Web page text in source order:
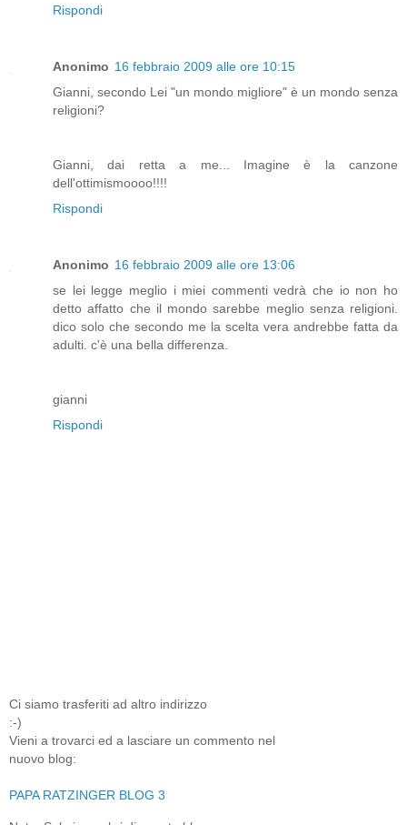
Rispondi
Anonimo 16 febbraio 2009 alle ore 10:15
Gianni, secondo Lei "un mondo migliore" è un mondo senza
religioni?
Gianni, dai retta a me... Imagine è la canzone
dell'ottimismoooo!!!!
Rispondi
Anonimo 16 febbraio 2009 alle ore 13:06
se lei legge meglio i miei commenti vedrà che io non ho
detto affatto che il mondo sarebbe meglio senza religioni.
dico solo che secondo me la scelta vera andrebbe fatta da
adulti. c'è una bella differenza.
gianni
Rispondi
Ci siamo trasferiti ad altro indirizzo
:-)
Vieni a trovarci ed a lasciare un commento nel
nuovo blog:
PAPA RATZINGER BLOG 3